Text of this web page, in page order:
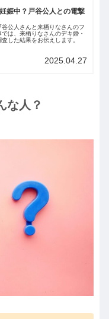
娠中？戸谷公人との電撃
公人さんと来栖りなさんのフ
は、来栖りなさんのデキ婚・
した結果をお伝えします。
2025.04.27
な人？